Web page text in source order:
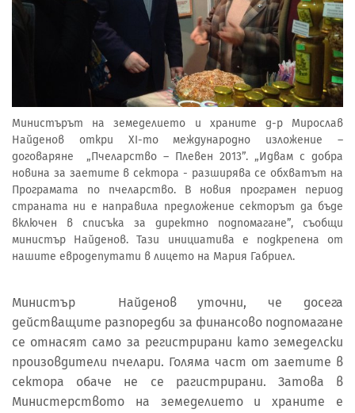
Министърът на земеделието и храните д-р Мирослав
Найденов откри ХI-то международно изложение –
договаряне „Пчеларство – Плевен 2013”. „Идвам с добра
новина за заетите в сектора - разширява се обхватът на
Програмата по пчеларство. В новия програмен период
страната ни е направила предложение секторът да бъде
включен в списъка за директно подпомагане”, съобщи
министър Найденов. Тази инициатива е подкрепена от
нашите евродепутати в лицето на Мария Габриел.
Министър Найденов уточни, че досега
действащите разпоредби за финансово подпомагане
се отнасят само за регистрирани като земеделски
произовдители пчелари. Голяма част от заетите в
сектора обаче не се рагистрирани. Затова в
Министерството на земеделието и храните е